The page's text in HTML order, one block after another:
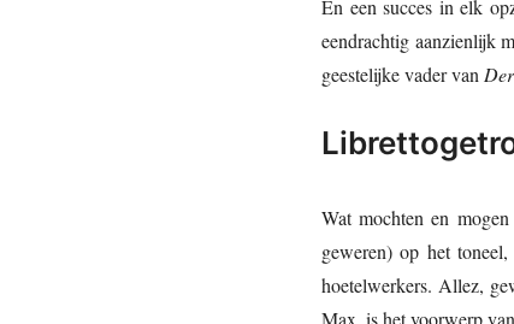
En een succes in elk
eendrachtig aanzienlijk
geestelijke vader van
Wat mochten en
geweren) op het
hoetelwerkers. Allez,
Max, is het voorwerp